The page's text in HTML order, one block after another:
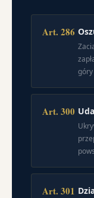
Art. 286
Art. 300
Art. 301